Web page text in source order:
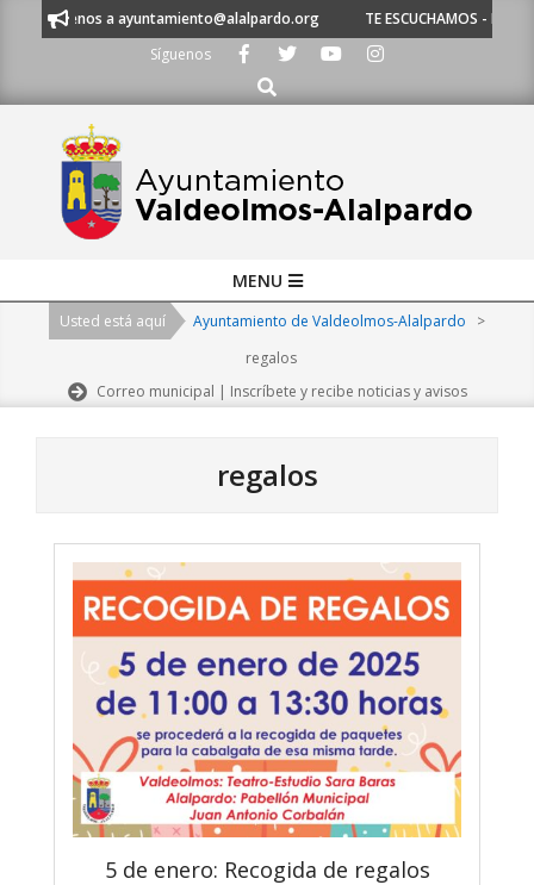
a ayuntamiento@alalpardo.org
TE ESCUCHAMOS - Llámanos al 91
Síguenos
Buscar
Navigation
MENU
Usted está aquí Ayuntamiento de Valdeolmos-Alalpardo
>
regalos
Correo municipal | Inscríbete y recibe noticias y avisos
regalos
5 de enero: Recogida de regalos